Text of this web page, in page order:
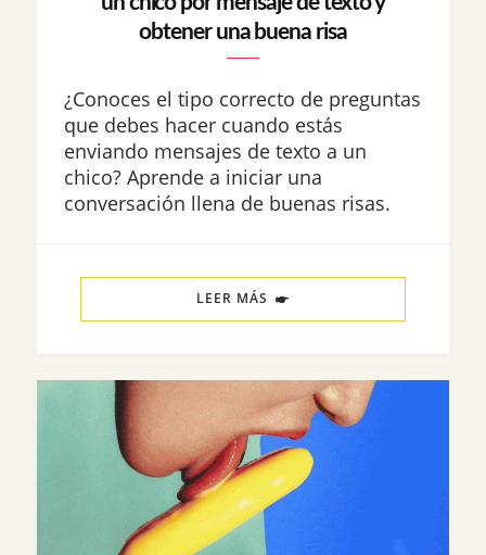
obtener una buena risa
¿Conoces el tipo correcto de preguntas
que debes hacer cuando estás
enviando mensajes de texto a un
chico? Aprende a iniciar una
conversación llena de buenas risas.
LEER MÁS